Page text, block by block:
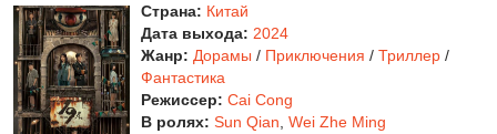
Страна: Китай
Дата выхода: 2024
Жанр: Дорамы / Приключения / Триллер /
Фантастика
Режиссер: Cai Cong
В ролях: Sun Qian Wei Zhe Ming